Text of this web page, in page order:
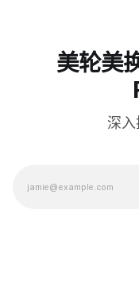
美轮美
深